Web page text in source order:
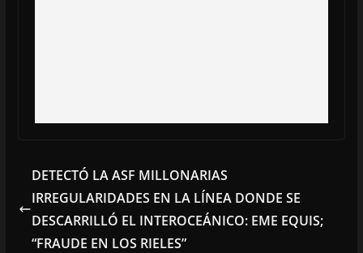
DETECTÓ LA ASF MILLONARIAS
IRREGULARIDADES EN LA LÍNEA DONDE SE
DESCARRILLÓ EL INTEROCEÁNICO: EME EQUIS;
“FRAUDE EN LOS RIELES”